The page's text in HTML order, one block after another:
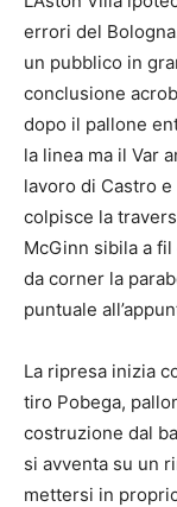
errori del
un pubblico in
conclusione
dopo il pallone
la linea ma il Var
lavoro di Castro
colpisce la
McGinn sibila a
da corner la
puntuale
La ripresa inizia
tiro Pobega,
costruzione dal
si avventa su un
mettersi in